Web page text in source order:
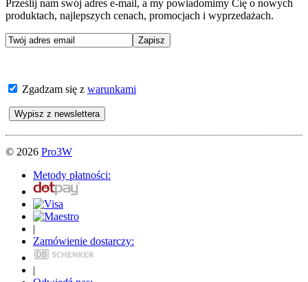
Prześlij nam swój adres e-mail, a my powiadomimy Cię o nowych
produktach, najlepszych cenach, promocjach i wyprzedażach.
Zgadzam się z warunkami
© 2026 Pro3W
Metody płatności:
|
Zamówienie dostarczy:
|